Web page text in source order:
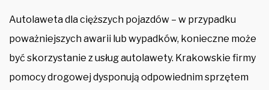
Autolaweta dla cięższych pojazdów – w przypadku
poważniejszych awarii lub wypadków, konieczne może
być skorzystanie z usług autolawety. Krakowskie firmy
pomocy drogowej dysponują odpowiednim sprzętem